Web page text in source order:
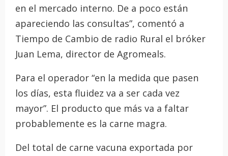
en el mercado interno. De a poco están
apareciendo las consultas”, comentó a
Tiempo de Cambio de radio Rural el bróker
Juan Lema, director de Agromeals.
Para el operador “en la medida que pasen
los días, esta fluidez va a ser cada vez
mayor”. El producto que más va a faltar
probablemente es la carne magra.
Del total de carne vacuna exportada por